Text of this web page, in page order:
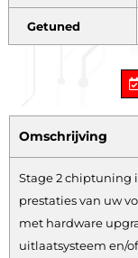
Getuned
Omschrijving
Stage 2 chiptuning
prestaties van uw
met hardware
uitlaatsysteem en/